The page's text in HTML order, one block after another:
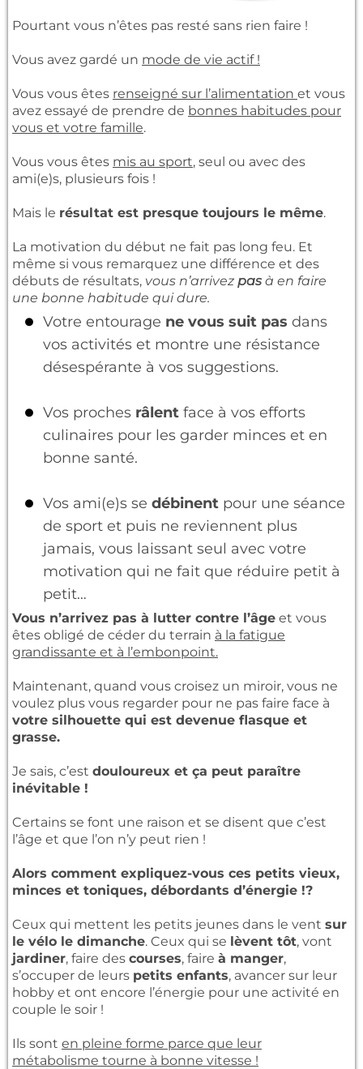
Pourtant vous n’êtes pas resté sans rien faire !
Vous avez gardé un mode de vie actif !
Vous vous êtes renseigné sur l’alimentation et vous
avez essayé de prendre de bonnes habitudes pour
vous et votre famille.
Vous vous êtes mis au sport, seul ou avec des
ami(e)s, plusieurs fois !
Mais le résultat est presque toujours le même.
La motivation du début ne fait pas long feu. Et
même si vous remarquez une différence et des
débuts de résultats, vous n’arrivez pas à en faire
une bonne habitude qui dure.
Votre entourage ne vous suit pas dans
vos activités et montre une résistance
désespérante à vos suggestions.
Vos proches râlentface à vos efforts
culinaires pour les garder minces et en
bonne santé.
Vos ami(e)s se débinentpour une séance
de sport et puis ne reviennent plus
jamais, vous laissant seul avec votre
motivation qui ne fait que réduire petit à
petit…
Vous n’arrivez pas à lutter contre l’âge et vous
êtes obligé de céder du terrain à la fatigue
grandissante et à l’embonpoint.
Maintenant, quand vous croisez un miroir, vous ne
voulez plus vous regarder pour ne pas faire face à
votre silhouette qui est devenue flasque et
grasse.
Je sais, c’est douloureux et ça peut paraître
inévitable !
Certains se font une raison et se disent que c’est
l’âge et que l’on n’y peut rien !
Alors comment expliquez-vous ces petits vieux,
minces et toniques, débordants d’énergie !?
Ceux qui mettent les petits jeunes dans le vent sur
le vélo le dimanche. Ceux qui se lèvent tôt, vont
jardiner, faire des courses, faire à manger,
s’occuper de leurs petits enfants, avancer sur leur
hobby et ont encore l’énergie pour une activité en
couple le soir !
Ils sont en pleine forme parce que leur
métabolisme tourne à bonne vitesse !